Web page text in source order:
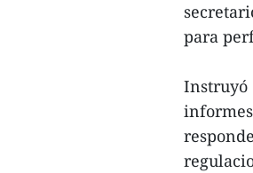
para
Instruyó